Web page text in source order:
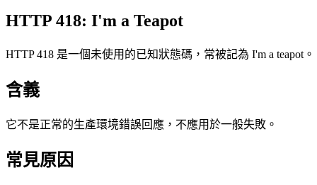
HTTP 418: I'm a Teapot
HTTP 418 是一個未使用的已知狀態碼，常被記為 I'm a teapot。
含義
它不是正常的生產環境錯誤回應，不應用於一般失敗。
常見原因